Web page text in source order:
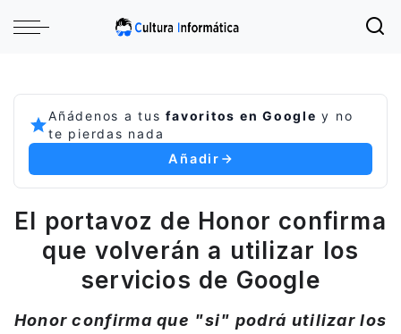
Añádenos a tusfavoritos en Google y no
te pierdas nada
Añadir
El portavoz de Honor confirma
que volverán a utilizar los
servicios de Google
Honor confirma que "si" podrá utilizar los